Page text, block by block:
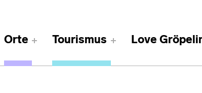
Orte Tourismus Love